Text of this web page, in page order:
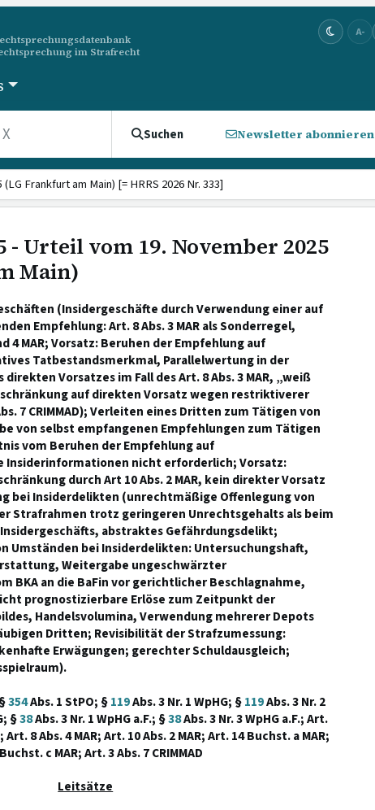
im Strafrecht
A-
Suchen Newsletter abonnieren
Frankfurt am Main) [= HRRS 2026 Nr. 333]
- Urteil vom 19. November 2025
Main)
(Insidergeschäfte durch Verwendung einer auf
Empfehlung: Art. 8 Abs. 3 MAR als Sonderregel,
4 MAR; Vorsatz: Beruhen der Empfehlung auf
Tatbestandsmerkmal, Parallelwertung in der
Vorsatzes im Fall des Art. 8 Abs. 3 MAR, „weiß
auf direkten Vorsatz wegen restriktiverer
7 CRIMMAD); Verleiten eines Dritten zum Tätigen von
von selbst empfangenen Empfehlungen zum Tätigen
vom Beruhen der Empfehlung auf
Insiderinformationen nicht erforderlich; Vorsatz:
durch Art 10 Abs. 2 MAR, kein direkter Vorsatz
bei Insiderdelikten (unrechtmäßige Offenlegung von
Strafrahmen trotz geringeren Unrechtsgehalts als beim
abstraktes Gefährdungsdelikt;
Umständen bei Insiderdelikten: Untersuchungshaft,
Weitergabe ungeschwärzter
BKA an die BaFin vor gerichtlicher Beschlagnahme,
prognostizierbare Erlöse zum Zeitpunkt der
Handelsvolumina, Verwendung mehrerer Depots
Dritten; Revisibilität der Strafzumessung:
Erwägungen; gerechter Schuldausgleich;
354Abs. 1 StPO; §119Abs. 3 Nr. 1 WpHG; §119Abs. 3 Nr. 2
§38Abs. 3 Nr. 1 WpHG a.F.; §38Abs. 3 Nr. 3 WpHG a.F.; Art.
Art. 8 Abs. 4 MAR; Art. 10 Abs. 2 MAR; Art. 14 Buchst. a MAR;
c MAR; Art. 3 Abs. 7 CRIMMAD
Leitsätze